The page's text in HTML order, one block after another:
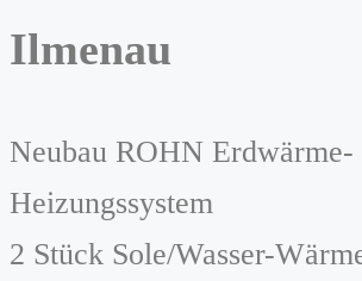
Ilmenau
Neubau ROHN Erdwärme-
Heizungssystem
2 Stück Sole/Wasser-